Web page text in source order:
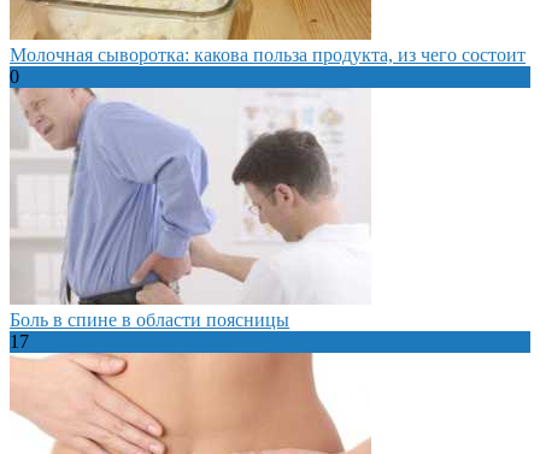
Молочная сыворотка: какова польза продукта, из чего состоит
0
Боль в спине в области поясницы
17